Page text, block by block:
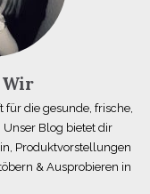
Wir
die gesunde, frische,
Blog bietet dir
Produktvorstellungen
& Ausprobieren in